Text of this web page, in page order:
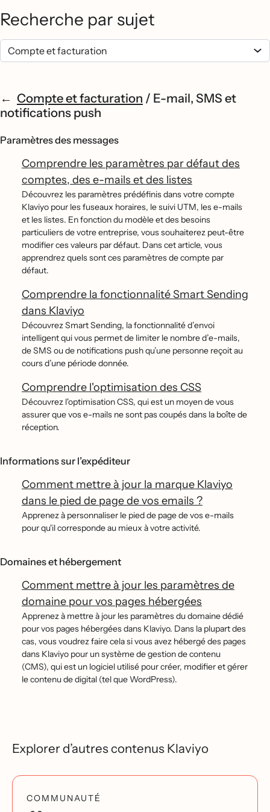
Recherche par sujet
Compte et facturation / E-mail, SMS et
notifications push
Paramètres des messages
Comprendre les paramètres par défaut des
comptes, des e-mails et des listes
Découvrez les paramètres prédéfinis dans votre compte
Klaviyo pour les fuseaux horaires, le suivi UTM, les e-mails
et les listes. En fonction du modèle et des besoins
particuliers de votre entreprise, vous souhaiterez peut-être
modifier ces valeurs par défaut. Dans cet article, vous
apprendrez quels sont ces paramètres de compte par
défaut.
Comprendre la fonctionnalité Smart Sending
dans Klaviyo
Découvrez Smart Sending, la fonctionnalité d’envoi
intelligent qui vous permet de limiter le nombre d’e-mails,
de SMS ou de notifications push qu’une personne reçoit au
cours d’une période donnée.
Comprendre l'optimisation des CSS
Découvrez l'optimisation CSS, qui est un moyen de vous
assurer que vos e-mails ne sont pas coupés dans la boîte de
réception.
Informations sur l’expéditeur
Comment mettre à jour la marque Klaviyo
dans le pied de page de vos emails ?
Apprenez à personnaliser le pied de page de vos e-mails
pour qu'il corresponde au mieux à votre activité.
Domaines et hébergement
Comment mettre à jour les paramètres de
domaine pour vos pages hébergées
Apprenez à mettre à jour les paramètres du domaine dédié
pour vos pages hébergées dans Klaviyo. Dans la plupart des
cas, vous voudrez faire cela si vous avez hébergé des pages
dans Klaviyo pour un système de gestion de contenu
(CMS), qui est un logiciel utilisé pour créer, modifier et gérer
le contenu de digital (tel que WordPress).
Explorer d’autres contenus Klaviyo
COMMUNAUTÉ